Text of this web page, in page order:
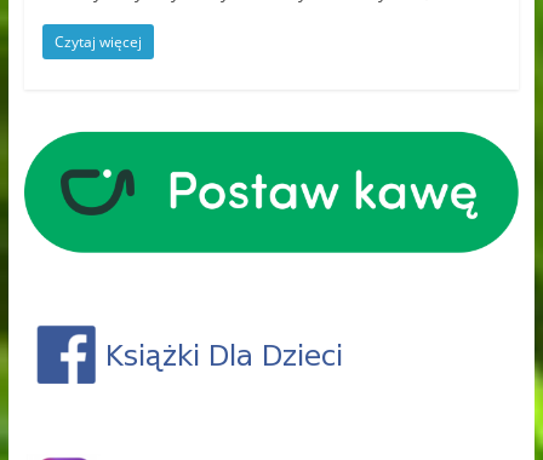
Czytaj więcej